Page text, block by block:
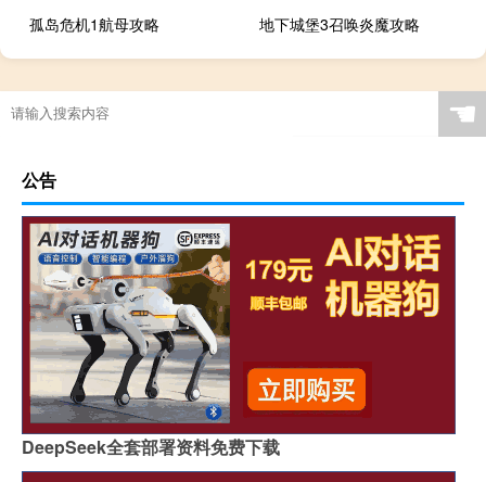
孤岛危机1航母攻略
地下城堡3召唤炎魔攻略
☚
公告
DeepSeek全套部署资料免费下载